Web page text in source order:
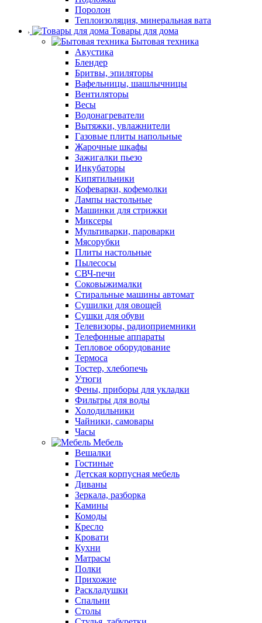
Поролон
Теплоизоляция, минеральная вата
Товары для дома
Бытовая техника
Акустика
Блендер
Бритвы, эпиляторы
Вафельницы, шашлычницы
Вентиляторы
Весы
Водонагреватели
Вытяжки, увлажнители
Газовые плиты напольные
Жарочные шкафы
Зажигалки пьезо
Инкубаторы
Кипятильники
Кофеварки, кофемолки
Лампы настольные
Машинки для стрижки
Миксеры
Мультиварки, пароварки
Мясорубки
Плиты настольные
Пылесосы
СВЧ-печи
Соковыжималки
Стиральные машины автомат
Сушилки для овощей
Сушки для обуви
Телевизоры, радиоприемники
Телефонные аппараты
Тепловое оборудование
Термоса
Тостер, хлебопечь
Утюги
Фены, приборы для укладки
Фильтры для воды
Холодильники
Чайники, самовары
Часы
Мебель
Вешалки
Гостиные
Детская корпусная мебель
Диваны
Зеркала, разборка
Камины
Комоды
Кресло
Кровати
Кухни
Матрасы
Полки
Прихожие
Раскладушки
Спальни
Столы